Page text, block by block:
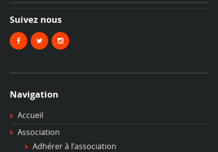
Suivez nous
Navigation
Accueil
Association
Adhérer à l’association